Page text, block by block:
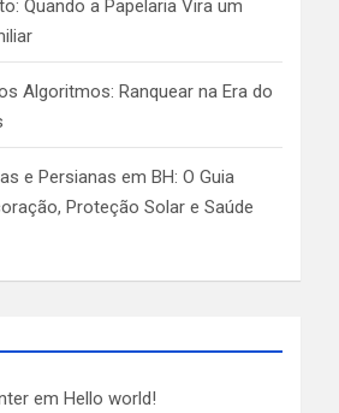
Quando a Papelaria Vira um
Algoritmos: Ranquear na Era do
e Persianas em BH: O Guia
Proteção Solar e Saúde
emHello world!